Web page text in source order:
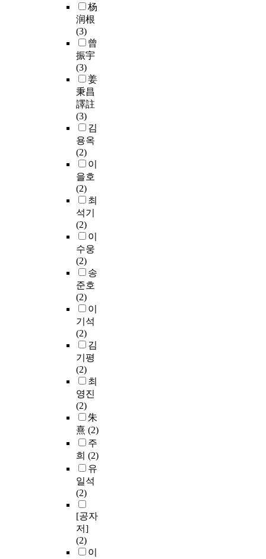
杨
润根
(3)
曾
振宇
(3)
姜
秉昌
譯註
(3)
김
용옥
(2)
이
을호
(2)
최
석기
(2)
이
수웅
(2)
송
준호
(2)
이
기석
(2)
김
기평
(2)
최
영진
(2)
朱
熹 (2)
주
희 (2)
유
일석
(2)
[공자
저]
(2)
이